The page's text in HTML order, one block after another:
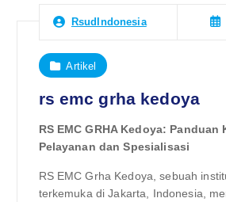
RsudIndonesia
Artikel
rs emc grha kedoya
RS EMC GRHA Kedoya:
Pelayanan dan Spesialisasi
RS EMC Grha Kedoya, sebuah
terkemuka di Jakarta, Indonesia,